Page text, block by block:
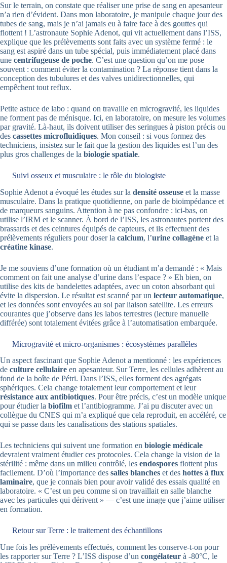
Sur le terrain, on constate que réaliser une prise de sang en apesanteur
n’a rien d’évident. Dans mon laboratoire, je manipule chaque jour des
tubes de sang, mais je n’ai jamais eu à faire face à des gouttes qui
flottent ! L’astronaute Sophie Adenot, qui vit actuellement dans l’ISS,
explique que les prélèvements sont faits avec un système fermé : le
sang est aspiré dans un tube spécial, puis immédiatement placé dans
une centrifugeuse de poche. C’est une question qu’on me pose
souvent : comment éviter la contamination ? La réponse tient dans la
conception des tubulures et des valves unidirectionnelles, qui
empêchent tout reflux.
Petite astuce de labo : quand on travaille en microgravité, les liquides
ne forment pas de ménisque. Ici, en laboratoire, on mesure les volumes
par gravité. Là-haut, ils doivent utiliser des seringues à piston précis ou
des cassettes microfluidiques. Mon conseil : si vous formez des
techniciens, insistez sur le fait que la gestion des liquides est l’un des
plus gros challenges de la biologie spatiale.
Suivi osseux et musculaire : le rôle du biologiste
Sophie Adenot a évoqué les études sur la densité osseuse et la masse
musculaire. Dans la pratique quotidienne, on parle de bioimpédance et
de marqueurs sanguins. Attention à ne pas confondre : ici-bas, on
utilise l’IRM et le scanner. À bord de l’ISS, les astronautes portent des
brassards et des ceintures équipés de capteurs, et ils effectuent des
prélèvements réguliers pour doser la calcium, l’urine collagène et la
créatine kinase.
Je me souviens d’une formation où un étudiant m’a demandé : « Mais
comment on fait une analyse d’urine dans l’espace ? » Eh bien, on
utilise des kits de bandelettes adaptées, avec un coton absorbant qui
évite la dispersion. Le résultat est scanné par un lecteur automatique,
et les données sont envoyées au sol par liaison satellite. Les erreurs
courantes que j’observe dans les labos terrestres (lecture manuelle
différée) sont totalement évitées grâce à l’automatisation embarquée.
Microgravité et micro-organismes : écosystèmes parallèles
Un aspect fascinant que Sophie Adenot a mentionné : les expériences
de culture cellulaire en apesanteur. Sur Terre, les cellules adhèrent au
fond de la boîte de Pétri. Dans l’ISS, elles forment des agrégats
sphériques. Cela change totalement leur comportement et leur
résistance aux antibiotiques. Pour être précis, c’est un modèle unique
pour étudier la biofilm et l’antibiogramme. J’ai pu discuter avec un
collègue du CNES qui m’a expliqué que cela reproduit, en accéléré, ce
qui se passe dans les canalisations des stations spatiales.
Les techniciens qui suivent une formation en biologie médicale
devraient vraiment étudier ces protocoles. Cela change la vision de la
stérilité : même dans un milieu contrôlé, les endospores flottent plus
facilement. D’où l’importance des salles blanches et des hottes à flux
laminaire, que je connais bien pour avoir validé des essais qualité en
laboratoire. « C’est un peu comme si on travaillait en salle blanche
avec les particules qui dérivent » — c’est une image que j’aime utiliser
en formation.
Retour sur Terre : le traitement des échantillons
Une fois les prélèvements effectués, comment les conserve-t-on pour
les rapporter sur Terre ? L’ISS dispose d’un congélateur à -80°C, le